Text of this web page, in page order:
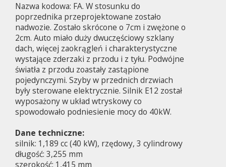
Nazwa kodowa: FA. W stosunku do
poprzednika przeprojektowane zostało
nadwozie. Zostało skrócone o 7cm i zwężone o
2cm. Auto miało duży dwuczęściowy szklany
dach, więcej zaokrągleń i charakterystyczne
wystające zderzaki z przodu i z tyłu. Podwójne
światła z przodu zoastały zastąpione
pojedynczymi. Szyby w przednich drzwiach
były sterowane elektrycznie. Silnik E12 został
wyposażony w układ wtryskowy co
spowodowało podniesienie mocy do 40kW.
Dane techniczne:
silnik: 1,189 cc (40 kW), rzędowy, 3 cylindrowy
długość: 3,255 mm
szerokość: 1,415 mm